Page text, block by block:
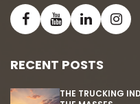
RECENT POSTS
THE TRUCKING